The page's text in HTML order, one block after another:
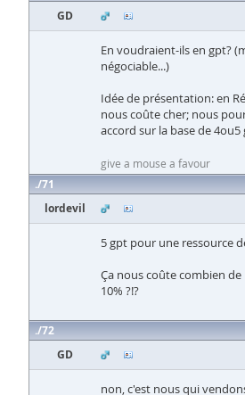
GD
En voudraient-ils en gpt?
négociable...)
Idée de présentation: en
nous coûte cher; nous
accord sur la base de 4ou5
give a mouse a favour
71
lordevil
5 gpt pour une ressource
Ça nous coûte combien
10% ?!?
72
GD
non, c'est nous qui